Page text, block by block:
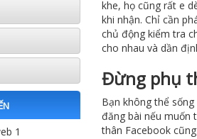
1
khe, họ cũng rất e
khi nhận. Chỉ cần
chủ động kiểm tra
cho nhau và dần
Đừng phụ
Bạn không thể
đăng bài nếu muốn
thân Facebook